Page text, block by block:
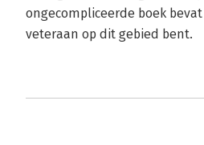
ongecompliceerde boek
veteraan op dit gebied bent.